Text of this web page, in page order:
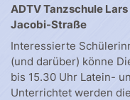
ADTV Tanzschule
Jacobi-Straße
Interessierte
(und darüber) könne
bis 15.30 Uhr Latein-
Unterrichtet werden